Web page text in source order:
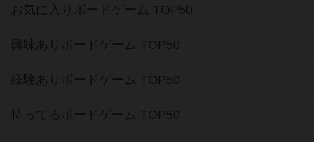
お気に入りボードゲーム TOP50
興味ありボードゲーム TOP50
経験ありボードゲーム TOP50
持ってるボードゲーム TOP50